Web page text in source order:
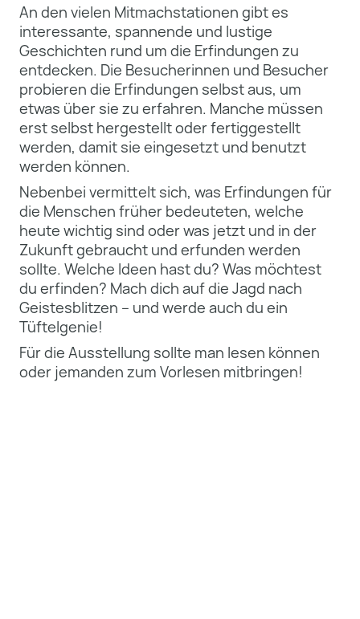
An den vielen Mitmachstationen gibt es
interessante, spannende und lustige
Geschichten rund um die Erfindungen zu
entdecken. Die Besucherinnen und Besucher
probieren die Erfindungen selbst aus, um
etwas über sie zuerfahren. Manche müssen
erst selbst hergestellt oder fertiggestellt
werden, damit sie eingesetzt und benutzt
werden können.
Nebenbei vermittelt sich, was Erfindungen für
die Menschen früher bedeuteten, welche
heute wichtig sindoder was jetzt und in der
Zukunft gebraucht und erfunden werden
sollte. Welche Ideen hast du? Was möchtest
du erfinden? Mach dich auf die Jagd nach
Geistesblitzen – und werde auch du ein
Tüftelgenie!
Für die Ausstellung sollte man lesen können
oder jemanden zum Vorlesen mitbringen!